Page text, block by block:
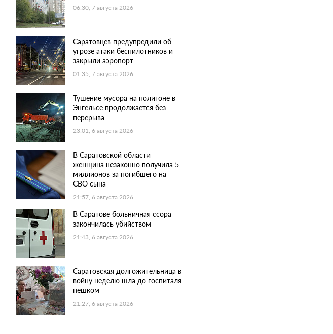
06:30, 7 августа 2026
Саратовцев предупредили об
угрозе атаки беспилотников и
закрыли аэропорт
01:35, 7 августа 2026
Тушение мусора на полигоне в
Энгельсе продолжается без
перерыва
23:01, 6 августа 2026
В Саратовской области
женщина незаконно получила 5
миллионов за погибшего на
СВО сына
21:57, 6 августа 2026
В Саратове больничная ссора
закончилась убийством
21:43, 6 августа 2026
Саратовская долгожительница в
войну неделю шла до госпиталя
пешком
21:27, 6 августа 2026